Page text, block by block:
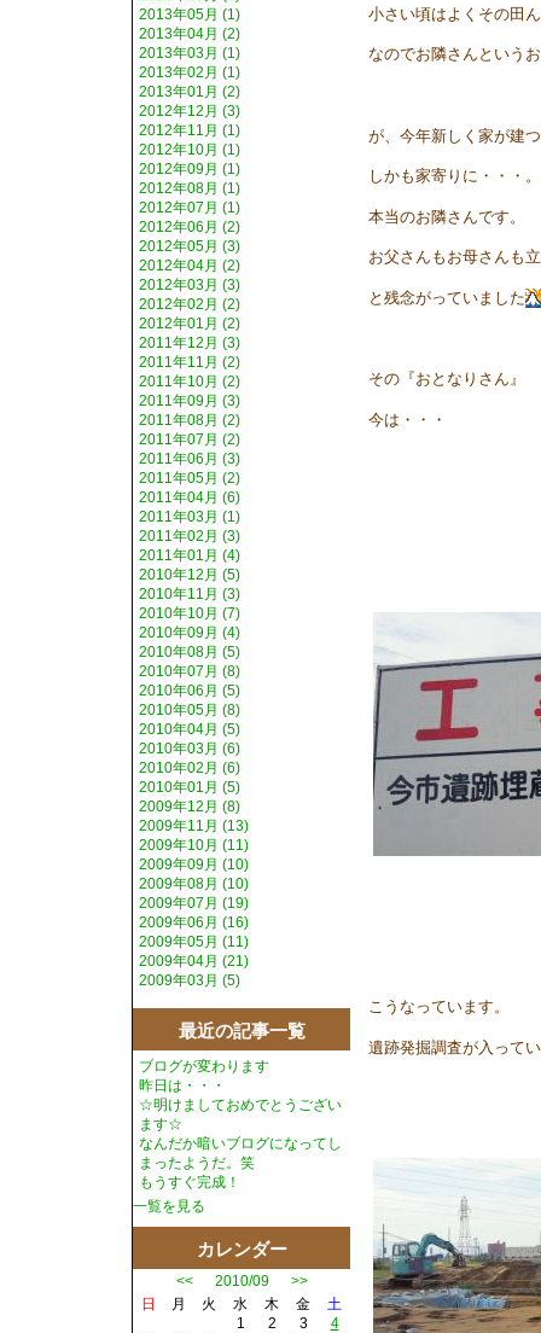
小さい頃はよくその田
なのでお隣さんという
が、今年新しく家が建
しかも家寄りに・・・。
本当のお隣さんです。
お父さんもお母さんも
と残念がっていました
その『おとなりさん』
今は・・・
こうなっています。
遺跡発掘調査が入って
2013年05月 (1)
2013年04月 (2)
2013年03月 (1)
2013年02月 (1)
2013年01月 (2)
2012年12月 (3)
2012年11月 (1)
2012年10月 (1)
2012年09月 (1)
2012年08月 (1)
2012年07月 (1)
2012年06月 (2)
2012年05月 (3)
2012年04月 (2)
2012年03月 (3)
2012年02月 (2)
2012年01月 (2)
2011年12月 (3)
2011年11月 (2)
2011年10月 (2)
2011年09月 (3)
2011年08月 (2)
2011年07月 (2)
2011年06月 (3)
2011年05月 (2)
2011年04月 (6)
2011年03月 (1)
2011年02月 (3)
2011年01月 (4)
2010年12月 (5)
2010年11月 (3)
2010年10月 (7)
2010年09月 (4)
2010年08月 (5)
2010年07月 (8)
2010年06月 (5)
2010年05月 (8)
2010年04月 (5)
2010年03月 (6)
2010年02月 (6)
2010年01月 (5)
2009年12月 (8)
2009年11月 (13)
2009年10月 (11)
2009年09月 (10)
2009年08月 (10)
2009年07月 (19)
2009年06月 (16)
2009年05月 (11)
2009年04月 (21)
2009年03月 (5)
最近の記事一覧
ブログが変わります
昨日は・・・
☆明けましておめでとうござい
ます☆
なんだか暗いブログになってし
まったようだ。笑
もうすぐ完成！
一覧を見る
カレンダー
<<2010/09 >>
日
月 火 水 木 金
土
1
2 3
4